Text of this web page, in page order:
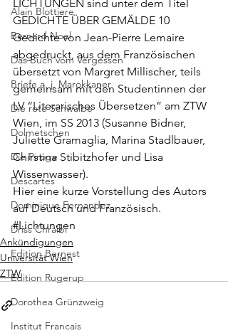
Alain Blottiere
Bernard Noel
Das Buch vom Vergessen
Briefe a. j. Marokkaner
Die rote Schwalbe
Dolmetschen
Die Piroge
Descartes
Dominique Fernandez
Driss Chraibi
Edition Bernest
Edition Rugerup
Dorothea Grünzweig
Institut Francais
LICHTUNGEN sind unter dem Titel
GEDICHTE ÜBER GEMÄLDE 10
Gedichte von Jean-Pierre Lemaire
abgedruckt, aus dem Französischen
übersetzt von Margret Millischer, teils
gemeinsam mit den Studentinnen der
LV “Literarisches Übersetzen” am ZTW
Wien, im SS 2013 (Susanne Bidner,
Juliette Gramaglia, Marina Stadlbauer,
Chirstina Stibitzhofer und Lisa
Wissenwasser).
Hier eine kurze Vorstellung des Autors
auf Deutsch und Französisch.
#Lichtungen
Ankündigungen
Universität Wien
ZTW